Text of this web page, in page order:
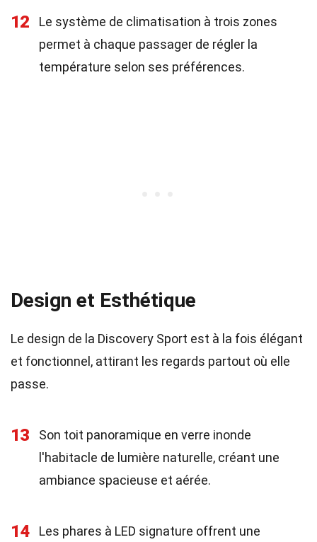
12
Le système de climatisation à trois zones
permet à chaque passager de régler la
température selon ses préférences.
Design et Esthétique
Le design de la Discovery Sport est à la fois élégant
et fonctionnel, attirant les regards partout où elle
passe.
13
Son toit panoramique en verre inonde
l'habitacle de lumière naturelle, créant une
ambiance spacieuse et aérée.
14
Les phares à LED signature offrent une